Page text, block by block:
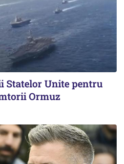
Statelor Unite pentru
Ormuz